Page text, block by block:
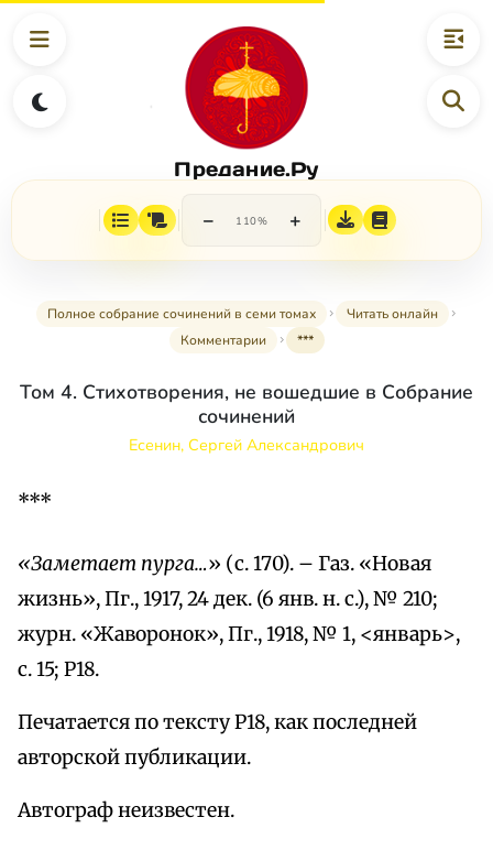
Предание.Ру
− 110% +
Полное собрание сочинений в семи томах
Читать онлайн
Комментарии
***
Том 4. Стихотворения, не вошедшие в Собрание
сочинений
Есенин, Сергей Александрович
***
«Заметает пурга…» (с. 170). – Газ. «Новая
жизнь», Пг., 1917, 24 дек. (6 янв. н. с.), № 210;
журн. «Жаворонок», Пг., 1918, № 1, <январь>,
с. 15; Р18.
Печатается по тексту Р18, как последней
авторской публикации.
Автограф неизвестен.